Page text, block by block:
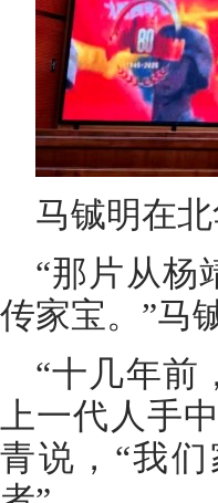
马铖明在北
“那片从杨
传家宝。”马
“十几年前
上一代人手
青说，“我